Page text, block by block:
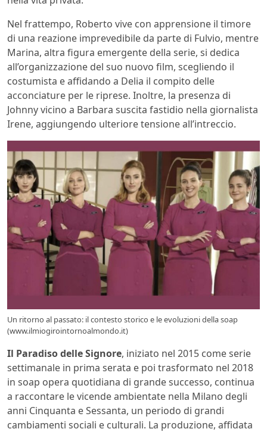
Nel frattempo, Roberto vive con apprensione il timore
di una reazione imprevedibile da parte di Fulvio, mentre
Marina, altra figura emergente della serie, si dedica
all’organizzazione del suo nuovo film, scegliendo il
costumista e affidando a Delia il compito delle
acconciature per le riprese. Inoltre, la presenza di
Johnny vicino a Barbara suscita fastidio nella giornalista
Irene, aggiungendo ulteriore tensione all’intreccio.
Un ritorno al passato: il contesto storico e le evoluzioni della soap
(www.ilmiogirointornoalmondo.it)
Il Paradiso delle Signore, iniziato nel 2015 come serie
settimanale in prima serata e poi trasformato nel 2018
in soap opera quotidiana di grande successo, continua
a raccontare le vicende ambientate nella Milano degli
anni Cinquanta e Sessanta, un periodo di grandi
cambiamenti sociali e culturali. La produzione, affidata